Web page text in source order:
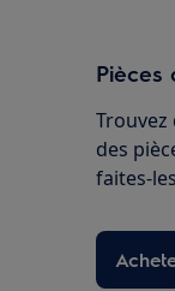
Pièces
des
faites-